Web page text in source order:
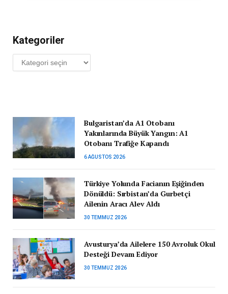
Kategoriler
Kategoriler
Bulgaristan’da A1 Otobanı
Yakınlarında Büyük Yangın: A1
Otobanı Trafiğe Kapandı
6 AĞUSTOS 2026
Türkiye Yolunda Facianın Eşiğinden
Dönüldü: Sırbistan’da Gurbetçi
Ailenin Aracı Alev Aldı
30 TEMMUZ 2026
Avusturya’da Ailelere 150 Avroluk Okul
Desteği Devam Ediyor
30 TEMMUZ 2026